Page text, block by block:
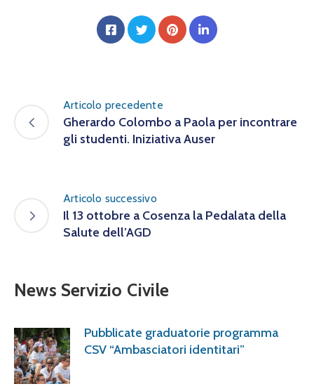
Articolo precedente
Gherardo Colombo a Paola per incontrare
gli studenti. Iniziativa Auser
Articolo successivo
Il 13 ottobre a Cosenza la Pedalata della
Salute dell’AGD
News Servizio Civile
Pubblicate graduatorie programma
CSV “Ambasciatori identitari”